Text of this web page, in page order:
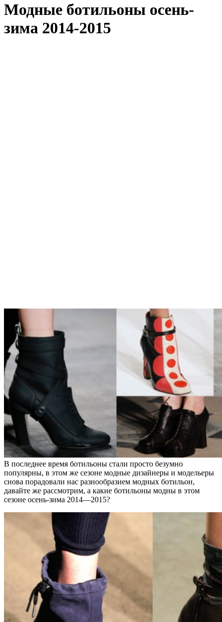
Модные ботильоны осень-
зима 2014-2015
В последнее время ботильоны стали просто безумно
популярны, в этом же сезоне модные дизайнеры и модельеры
снова порадовали нас разнообразием модных ботильон,
давайте же рассмотрим, а какие ботильоны модны в этом
сезоне осень-зима 2014—2015?